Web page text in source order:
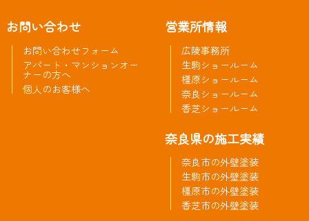
お問い合わせ
お問い合わせフォーム
アパート・マンションオー
ナーの方へ
個人のお客様へ
営業所情報
広陵事務所
生駒ショールーム
橿原ショールーム
奈良ショールーム
香芝ショールーム
奈良県の施工実績
奈良市の外壁塗装
生駒市の外壁塗装
橿原市の外壁塗装
香芝市の外壁塗装